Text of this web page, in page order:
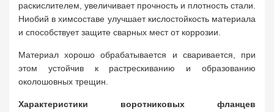
раскислителем, увеличивает прочность и плотность стали.
Ниобий в химсоставе улучшает кислостойкость материала
и способствует защите сварных мест от коррозии.
Материал хорошо обрабатывается и сваривается, при
этом устойчив к растрескиванию и образованию
околошовных трещин.
Характеристики воротниковых фланцев